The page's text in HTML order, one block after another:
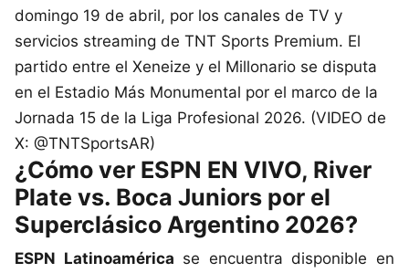
domingo 19 de abril, por los canales de TV y
servicios streaming de TNT Sports Premium. El
partido entre el Xeneize y el Millonario se disputa
en el Estadio Más Monumental por el marco de la
Jornada 15 de la Liga Profesional 2026. (VIDEO de
X: @TNTSportsAR)
¿Cómo ver ESPN EN VIVO, River
Plate vs. Boca Juniors por el
Superclásico Argentino 2026?
ESPN Latinoamérica se encuentra disponible en